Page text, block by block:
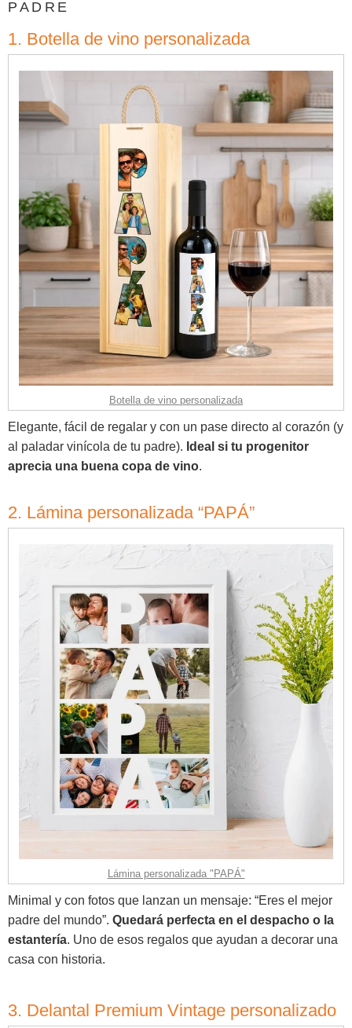
PADRE
1. Botella de vino personalizada
Botella de vino personalizada
Elegante, fácil de regalar y con un pase directo al corazón (y
al paladar vinícola de tu padre). Ideal si tu progenitor
aprecia una buena copa de vino.
2. Lámina personalizada “PAPÁ”
Lámina personalizada "PAPÁ"
Minimal y con fotos que lanzan un mensaje: “Eres el mejor
padre del mundo”. Quedará perfecta en el despacho o la
estantería. Uno de esos regalos que ayudan a decorar una
casa con historia.
3. Delantal Premium Vintage personalizado